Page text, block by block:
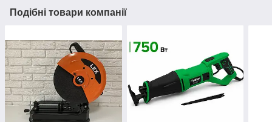
Подібні товари компанії